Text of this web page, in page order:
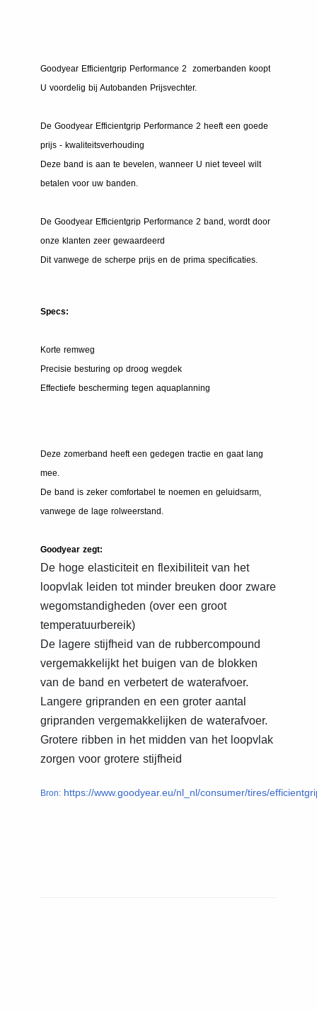
Goodyear Efficientgrip Performance 2 zomerbanden koopt
U voordelig bij Autobanden Prijsvechter.
De Goodyear Efficientgrip Performance 2 heeft een goede
prijs - kwaliteitsverhouding
Deze band is aan te bevelen, wanneer U niet teveel wilt
betalen voor uw banden.
De Goodyear Efficientgrip Performance 2 band, wordt door
onze klanten zeer gewaardeerd
Dit vanwege de scherpe prijs en de prima specificaties.
Specs:
Korte remweg
Precisie besturing op droog wegdek
Effectiefe bescherming tegen aquaplanning
Deze zomerband heeft een gedegen tractie en gaat lang
mee.
De band is zeker comfortabel te noemen en geluidsarm,
vanwege de lage rolweerstand.
Goodyear zegt:
De hoge elasticiteit en flexibiliteit van het
loopvlak leiden tot minder breuken door zware
wegomstandigheden (over een groot
temperatuurbereik)
De lagere stijfheid van de rubbercompound
vergemakkelijkt het buigen van de blokken
van de band en verbetert de waterafvoer.
Langere gripranden en een groter aantal
gripranden vergemakkelijken de waterafvoer.
Grotere ribben in het midden van het loopvlak
zorgen voor grotere stijfheid
Bron: https://www.goodyear.eu/nl_nl/consumer/tires/